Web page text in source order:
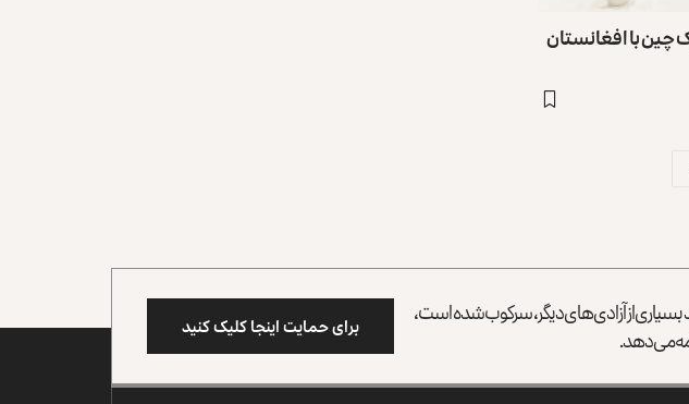
چین با افغانستان
بسیاری از آزادی‌های دیگر، سرکوب شده است،
می‌دهد. برای حمایت اینجا کلیک کنید